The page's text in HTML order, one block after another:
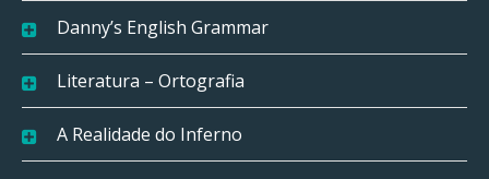
Danny’s English Grammar
Literatura – Ortografia
A Realidade do Inferno